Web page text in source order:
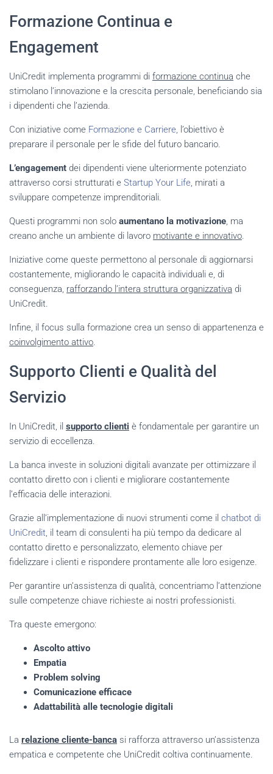
Formazione Continua e
Engagement
UniCredit implementa programmi di formazione continua che
stimolano l’innovazione e la crescita personale, beneficiando sia
i dipendenti che l’azienda.
Con iniziative come Formazione e Carriere, l’obiettivo è
preparare il personale per le sfide del futuro bancario.
L’engagement dei dipendenti viene ulteriormente potenziato
attraverso corsi strutturati e Startup Your Life, mirati a
sviluppare competenze imprenditoriali.
Questi programmi non solo aumentano la motivazione, ma
creano anche un ambiente di lavoro motivante e innovativo.
Iniziative come queste permettono al personale di aggiornarsi
costantemente, migliorando le capacità individuali e, di
conseguenza, rafforzando l’intera struttura organizzativa di
UniCredit.
Infine, il focus sulla formazione crea un senso di appartenenza e
coinvolgimento attivo.
Supporto Clienti e Qualità del
Servizio
In UniCredit, il supporto clienti è fondamentale per garantire un
servizio di eccellenza.
La banca investe in soluzioni digitali avanzate per ottimizzare il
contatto diretto con i clienti e migliorare costantemente
l’efficacia delle interazioni.
Grazie all’implementazione di nuovi strumenti come il chatbot di
UniCredit, il team di consulenti ha più tempo da dedicare al
contatto diretto e personalizzato, elemento chiave per
fidelizzare i clienti e rispondere prontamente alle loro esigenze.
Per garantire un’assistenza di qualità, concentriamo l’attenzione
sulle competenze chiave richieste ai nostri professionisti.
Tra queste emergono:
Ascolto attivo
Empatia
Problem solving
Comunicazione efficace
Adattabilità alle tecnologie digitali
La relazione cliente-banca si rafforza attraverso un’assistenza
empatica e competente che UniCredit coltiva continuamente.